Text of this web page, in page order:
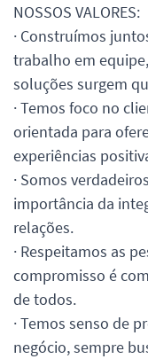
NOSSOS VALORES:
· Construímos
trabalho em
soluções surgem
· Temos foco no
orientada para
experiências
· Somos
importância da
relações.
· Respeitamos as
compromisso é
de todos.
· Temos senso de
negócio, sempre